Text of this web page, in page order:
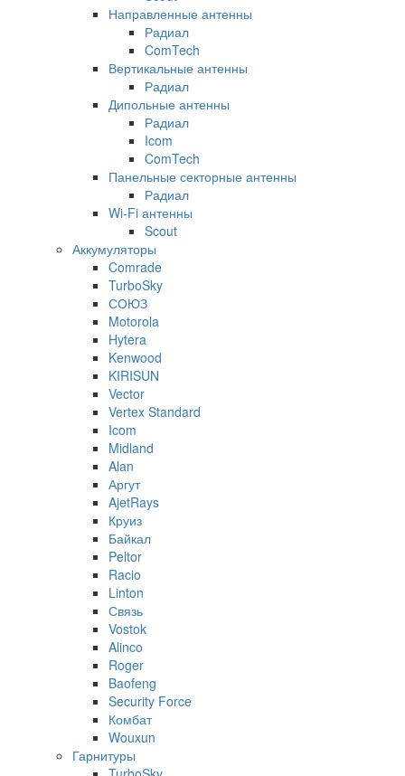
Направленные антенны
Радиал
ComTech
Вертикальные антенны
Радиал
Дипольные антенны
Радиал
Icom
ComTech
Панельные секторные антенны
Радиал
Wi-Fi антенны
Scout
Аккумуляторы
Comrade
TurboSky
СОЮЗ
Motorola
Hytera
Kenwood
KIRISUN
Vector
Vertex Standard
Icom
Midland
Alan
Аргут
AjetRays
Круиз
Байкал
Peltor
Racio
Linton
Связь
Vostok
Alinco
Roger
Baofeng
Security Force
Комбат
Wouxun
Гарнитуры